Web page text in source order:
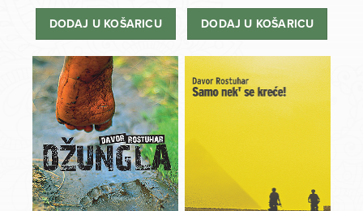
DODAJ U KOŠARICU
bila
cijena
DODAJ U KOŠARICU